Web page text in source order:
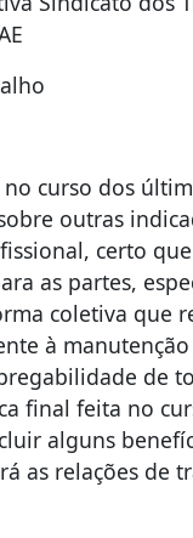
curso dos
outras
certo
as partes,
coletiva que
à
de
final feita no
alguns
as relações de